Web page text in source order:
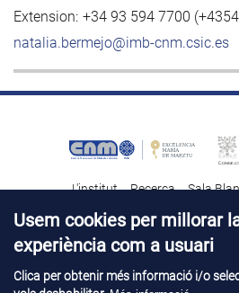
Extension: +34 93 594 7700
natalia.bermejo@imb-cnm.csic.es
L'institut Recerca Sala
Transferència tecnològica
Notícies
Contacte Talent
Usem cookies per millorar
experiència com a usuari
Clica per obtenir més informació i/o